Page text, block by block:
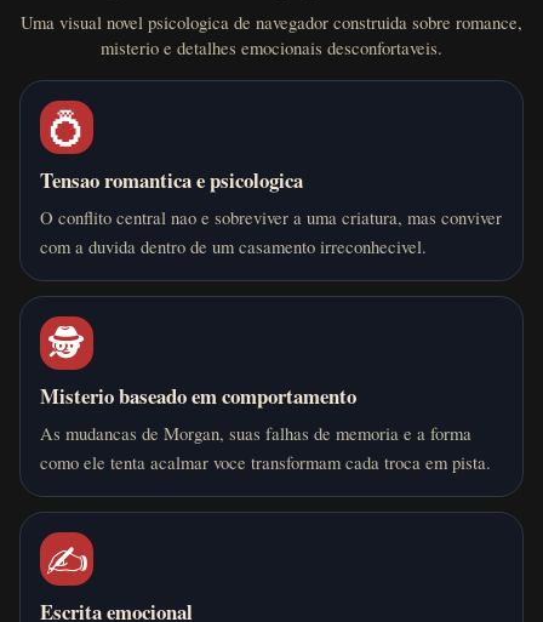
Uma visual novel psicologica de navegador construida sobre romance,
misterio e detalhes emocionais desconfortaveis.
💍
Tensao romantica e psicologica
O conflito central nao e sobreviver a uma criatura, mas conviver
com a duvida dentro de um casamento irreconhecivel.
🕵️
Misterio baseado em comportamento
As mudancas de Morgan, suas falhas de memoria e a forma
como ele tenta acalmar voce transformam cada troca em pista.
✍️
Escrita emocional